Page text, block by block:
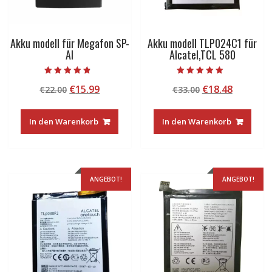
Akku modell für Megafon SP-
AI
4.50
von 5
€22.00 Ursprünglicher
war:
€22.00
€15.99Aktueller
ist:
€15.99.
In den Warenkorb
Akku modell TLP024C1 für
Alcatel,TCL 580
5.00
von 5
€33.00 Ursprünglicher
war:
€33.00
€18.48
ist:
€18.48.
In den Warenkorb
ANGEBOT! ANGEBOT!